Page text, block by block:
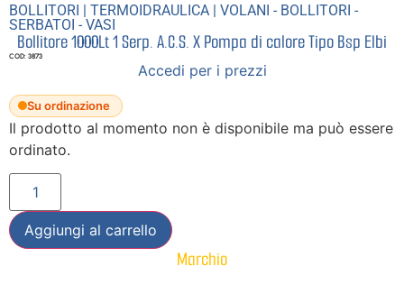
BOLLITORI | TERMOIDRAULICA | VOLANI - BOLLITORI -
SERBATOI - VASI
Bollitore 1000Lt 1 Serp. A.C.S. X Pompa di calore Tipo Bsp Elbi
COD: 3873
Accedi per i prezzi
Su ordinazione
Il prodotto al momento non è disponibile ma può essere
ordinato.
Aggiungi al carrello
Marchio